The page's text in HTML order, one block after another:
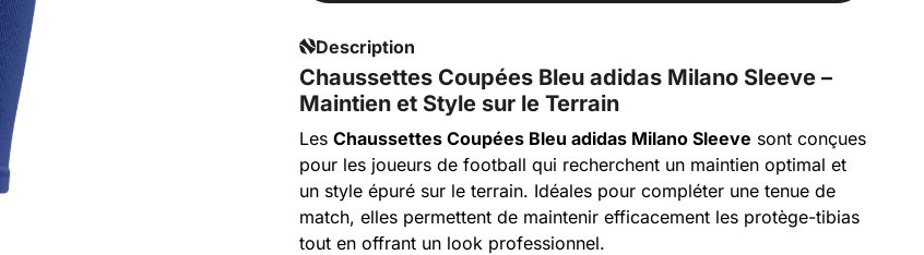
Description
Chaussettes Coupées Bleu adidas Milano Sleeve –
Maintien et Style sur le Terrain
Les Chaussettes Coupées Bleu adidas Milano Sleeve sont conçues
pour les joueurs de football qui recherchent un maintien optimal et
un style épuré sur le terrain. Idéales pour compléter une tenue de
match, elles permettent de maintenir efficacement les protège-tibias
tout en offrant un look professionnel.